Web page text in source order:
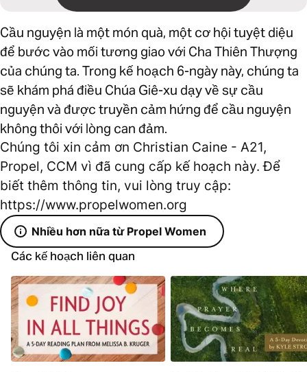
Cầu nguyện là một món quà, một cơ hội tuyệt diệu
để bước vào mối tương giao với Cha Thiên Thượng
của chúng ta. Trong kế hoạch 6-ngày này, chúng ta
sẽ khám phá điều Chúa Giê-xu dạy về sự cầu
nguyện và được truyền cảm hứng để cầu nguyện
không thôi với lòng can đảm.
Chúng tôi xin cảm ơn Christian Caine - A21,
Propel, CCM vì đã cung cấp kế hoạch này. Để
biết thêm thông tin, vui lòng truy cập:
https://www.propelwomen.org
Nhiều hơn nữa từ Propel Women
Các kế hoạch liên quan